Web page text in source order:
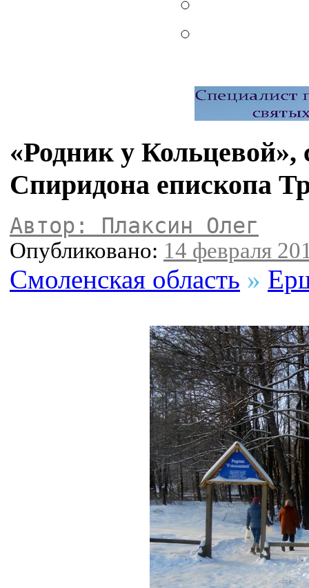
«Родник у Кольцевой»,
Спиридона епископа
Автор: Плаксин Олег
Опубликовано: 14 февраля
Смоленская область »